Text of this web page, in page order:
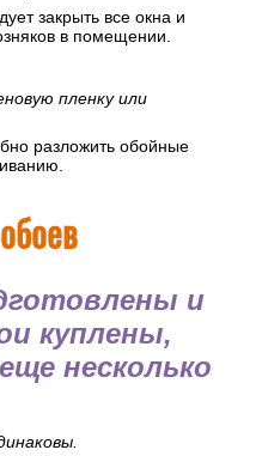
закрыть все окна и
в помещении.
пленку или
разложить обойные
и
куплены,
несколько